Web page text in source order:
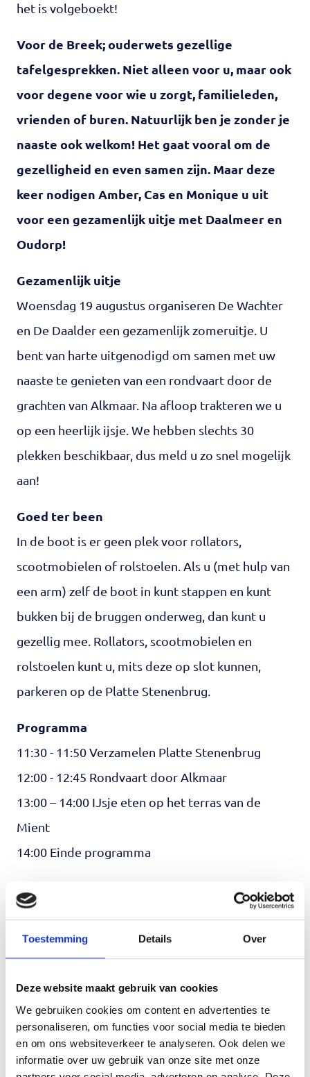
Toestemming Details Over
Deze website maakt gebruik van cookies
We gebruiken cookies om content en advertenties te
personaliseren, om functies voor social media te bieden
en om ons websiteverkeer te analyseren. Ook delen we
informatie over uw gebruik van onze site met onze
het is volgeboekt!
Voor de Breek; ouderwets gezellige
tafelgesprekken. Niet alleen voor u, maar ook
voor degene voor wie u zorgt, familieleden,
vrienden of buren. Natuurlijk ben je zonder je
naaste ook welkom! Het gaat vooral om de
gezelligheid en even samen zijn. Maar deze
keer nodigen Amber, Cas en Monique u uit
voor een gezamenlijk uitje met Daalmeer en
Oudorp!
Gezamenlijk uitje
Woensdag 19 augustus organiseren De Wachter
en De Daalder een gezamenlijk zomeruitje. U
bent van harte uitgenodigd om samen met uw
naaste te genieten van een rondvaart door de
grachten van Alkmaar. Na afloop trakteren we u
op een heerlijk ijsje. We hebben slechts 30
plekken beschikbaar, dus meld u zo snel mogelijk
aan!
Goed ter been
In de boot is er geen plek voor rollators,
scootmobielen of rolstoelen. Als u (met hulp van
een arm) zelf de boot in kunt stappen en kunt
bukken bij de bruggen onderweg, dan kunt u
gezellig mee. Rollators, scootmobielen en
rolstoelen kunt u, mits deze op slot kunnen,
parkeren op de Platte Stenenbrug.
Programma
11:30 - 11:50 Verzamelen Platte Stenenbrug
12:00 - 12:45 Rondvaart door Alkmaar
13:00 – 14:00 IJsje eten op het terras van de
Mient
14:00 Einde programma
Woensdag 19 augustus
11.30 - 14.00 uur
Verzamelen:Platte Stenenbrug, Alkmaar
Aanmelden is verplicht. Dat kan via
info@mantelzorgcentrum.nlof 085 - 018 38 90.